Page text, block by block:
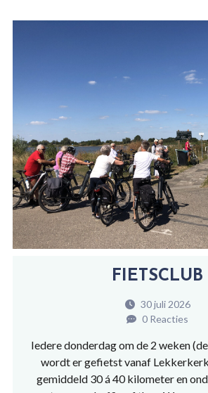
FIETSCLUB
30 juli 2026
0 Reacties
Iedere donderdag om de 2 weken
wordt er gefietst vanaf
gemiddeld 30 á 40 kilometer en